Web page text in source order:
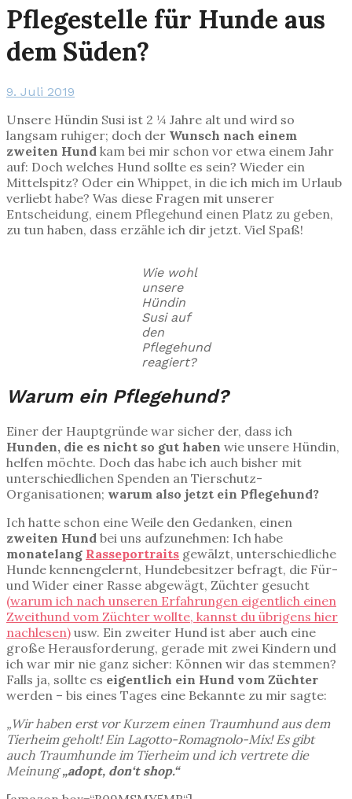
Pflegestelle für Hunde aus
dem Süden?
9. Juli 2019
Unsere Hündin Susi ist 2 ¼ Jahre alt und wird so
langsam ruhiger; doch der Wunsch nach einem
zweiten Hund kam bei mir schon vor etwa einem Jahr
auf: Doch welches Hund sollte es sein? Wieder ein
Mittelspitz? Oder ein Whippet, in die ich mich im Urlaub
verliebt habe? Was diese Fragen mit unserer
Entscheidung, einem Pflegehund einen Platz zu geben,
zu tun haben, dass erzähle ich dir jetzt. Viel Spaß!
Wie wohl
unsere
Hündin
Susi auf
den
Pflegehund
reagiert?
Warum ein Pflegehund?
Einer der Hauptgründe war sicher der, dass ich
Hunden, die es nicht so gut haben wie unsere Hündin,
helfen möchte. Doch das habe ich auch bisher mit
unterschiedlichen Spenden an Tierschutz-
Organisationen; warum also jetzt ein Pflegehund?
Ich hatte schon eine Weile den Gedanken, einen
zweiten Hund bei uns aufzunehmen: Ich habe
monatelang Rasseportraits gewälzt, unterschiedliche
Hunde kennengelernt, Hundebesitzer befragt, die Für-
und Wider einer Rasse abgewägt, Züchter gesucht
(warum ich nach unseren Erfahrungen eigentlich einen
Zweithund vom Züchter wollte, kannst du übrigens hier
nachlesen) usw. Ein zweiter Hund ist aber auch eine
große Herausforderung, gerade mit zwei Kindern und
ich war mir nie ganz sicher: Können wir das stemmen?
Falls ja, sollte es eigentlich ein Hund vom Züchter
werden – bis eines Tages eine Bekannte zu mir sagte:
„Wir haben erst vor Kurzem einen Traumhund aus dem
Tierheim geholt! Ein Lagotto-Romagnolo-Mix! Es gibt
auch Traumhunde im Tierheim und ich vertrete die
Meinung„adopt, don‘t shop.“